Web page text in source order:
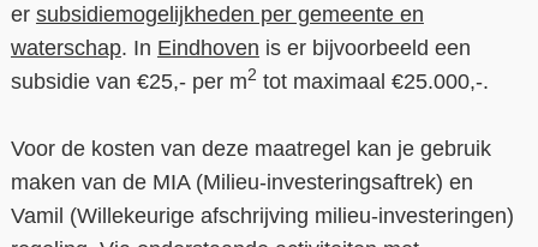
er subsidiemogelijkheden per gemeente en
waterschap. In Eindhoven is er bijvoorbeeld een
subsidie van €25,- per m2 tot maximaal €25.000,-.
Voor de kosten van deze maatregel kan je gebruik
maken van de MIA (Milieu-investeringsaftrek) en
Vamil (Willekeurige afschrijving milieu-investeringen)